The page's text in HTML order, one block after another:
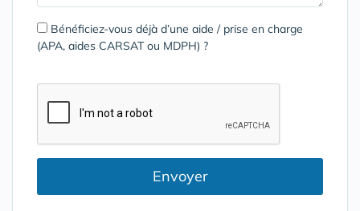
Bénéficiez-vous déjà d’une aide / prise en charge
(APA, aides CARSAT ou MDPH) ?
Envoyer